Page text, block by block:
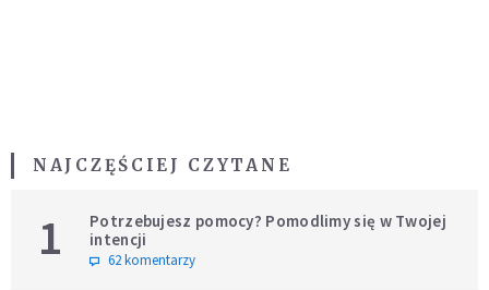
NAJCZĘŚCIEJ CZYTANE
1
Potrzebujesz pomocy? Pomodlimy się w Twojej
intencji
62 komentarzy